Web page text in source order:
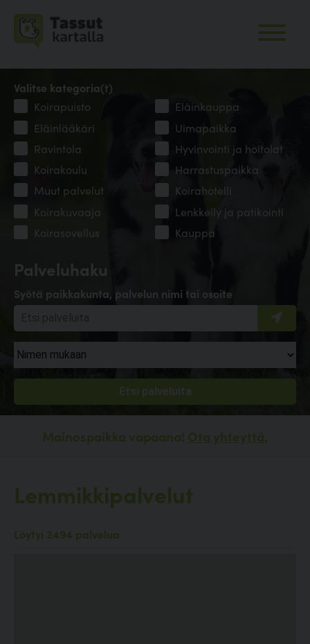
Palveluhaku
Syötä paikkakunta, palvelun nimi tai osoite
Valitse kategoria(t)
Koirapuisto
Eläinkauppa
Eläinlääkäri
Uimapaikka
Ravintola
Hyvinvointi ja hoitolat
Koirakoulu
Harrastuspaikka
Muut palvelut
Koirahotelli
Koirakuvaaja
Lenkkeily ja patikointi
Koirasovellus
Kauppa
Mainospaikka vapaana! Ota yhteyttä.
Lemmikkipalvelut
Löytyi 2494 palvelua